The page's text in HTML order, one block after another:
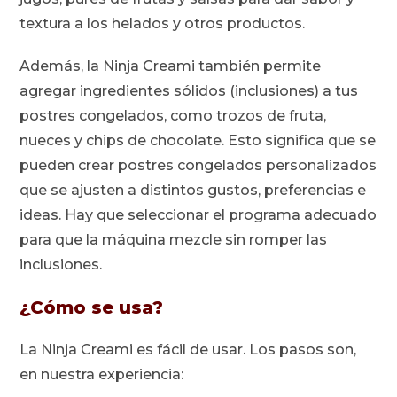
textura a los helados y otros productos.
Además, la Ninja Creami también permite
agregar ingredientes sólidos (inclusiones) a tus
postres congelados, como trozos de fruta,
nueces y chips de chocolate. Esto significa que se
pueden crear postres congelados personalizados
que se ajusten a distintos gustos, preferencias e
ideas. Hay que seleccionar el programa adecuado
para que la máquina mezcle sin romper las
inclusiones.
¿Cómo se usa?
La Ninja Creami es fácil de usar. Los pasos son,
en nuestra experiencia: